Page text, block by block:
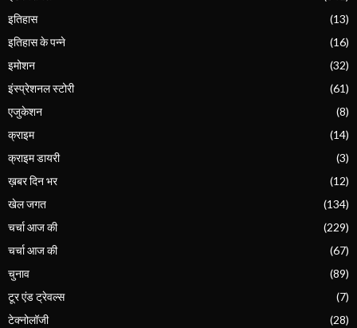
इतिहास
(13)
इतिहास के पन्ने
(16)
इमोशन
(32)
इंस्प्रेशनल स्टोरी
(61)
एजुकेशन
(8)
क्राइम
(14)
क्राइम डायरी
(3)
ख़बर दिन भर
(12)
खेल जगत
(134)
चर्चा आज की
(229)
चर्चा आज की
(67)
चुनाव
(89)
टूर एंड ट्रेवल्स
(7)
टेक्नोलॉजी
(28)